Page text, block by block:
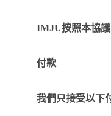
IMJU按照本協
付款
我們只接受以下